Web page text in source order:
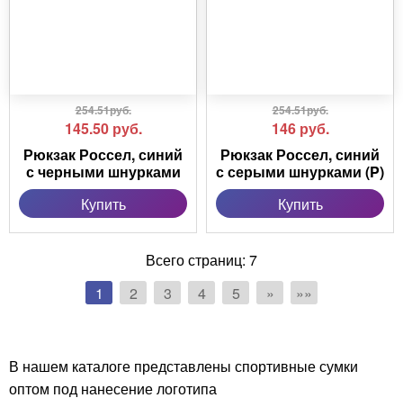
254.51руб.
145.50 руб.
Рюкзак Россел, синий
с черными шнурками
Купить
254.51руб.
146 руб.
Рюкзак Россел, синий
с серыми шнурками (P)
Купить
Всего страниц: 7
1
2 3 4 5 » »»
В нашем каталоге представлены спортивные сумки
оптом под нанесение логотипа